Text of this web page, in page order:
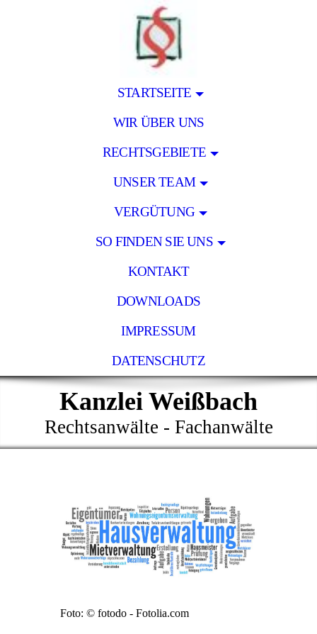
STARTSEITE
WIR ÜBER UNS
RECHTSGEBIETE
UNSER TEAM
VERGÜTUNG
SO FINDEN SIE UNS
KONTAKT
DOWNLOADS
IMPRESSUM
DATENSCHUTZ
Kanzlei Weißbach
Rechtsanwälte - Fachanwälte
Foto: © fotodo - Fotolia.com